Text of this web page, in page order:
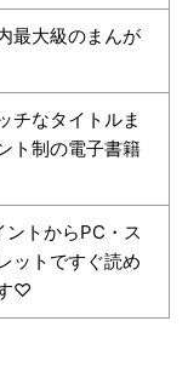
最大級のまんが
チなタイトルま
ト制の電子書籍
トからPC・ス
ットですぐ読め
♡